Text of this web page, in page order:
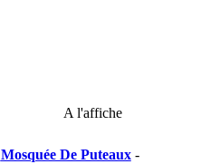
A l'affiche
Mosquée De Puteaux-